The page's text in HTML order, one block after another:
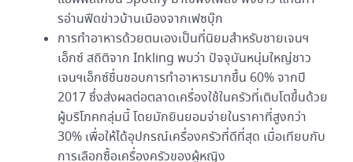
รอ่านฟีดข่าวบ้านเมืองจากเฟซบุ๊ก
การทำอาหารด้วยตนเองเป็นที่นิยมสำหรับชายเจนฯ
เอ็กซ์ สถิติจาก Inkling พบว่า ปัจจุบันหนุ่มใหญ่ชาว
เจนฯเอ็กซ์ชื่นชอบการทำอาหารมากขึ้น 60% จากปี
2017 ซึ่งส่งผลต่อตลาดเครื่องใช้ในครัวที่เติบโตขึ้นด้วย
ผู้บริโภคกลุ่มนี้ โดยมักยินยอมจ่ายในราคาที่สูงกว่า
30% เพื่อให้ได้อุปกรณ์เครื่องครัวที่ดีที่สุด เมื่อเทียบกับ
การเลือกซื้อเครื่องครัวของผู้หญิง